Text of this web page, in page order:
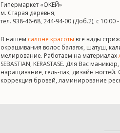
Гипермаркет «ОКЕЙ»
м. Старая деревня,
тел. 938-46-68, 244-94-00 (Доб.2), c 10:00
В нашем салоне красоты все виды
окрашивания волос балаяж, шатуш,
мелирование. Работаем на материалах
SEBASTIAN, KERASTASE. Для Вас
наращивание, гель-лак, дизайн
коррекция бровей, ламинирование